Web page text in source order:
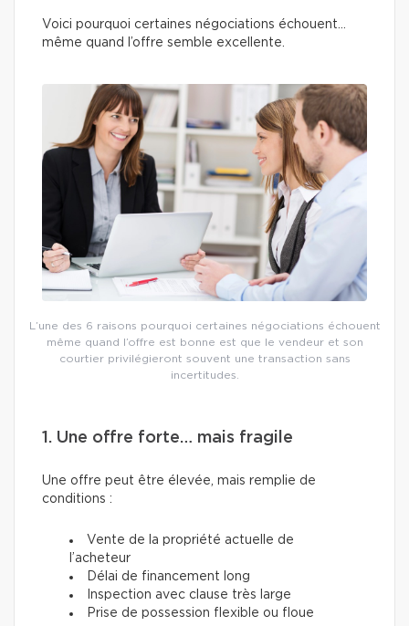
Voici pourquoi certaines négociations échouent…
même quand l’offre semble excellente.
L’une des 6 raisons pourquoi certaines négociations échouent
même quand l’offre est bonne est que le vendeur et son
courtier privilégieront souvent une transaction sans
incertitudes.
1. Une offre forte… mais fragile
Une offre peut être élevée, mais remplie de
conditions :
Vente de la propriété actuelle de
l’acheteur
Délai de financement long
Inspection avec clause très large
Prise de possession flexible ou floue